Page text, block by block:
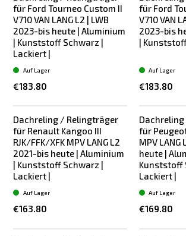
für Ford Tourneo Custom II
V710 VAN LANG L2 | LWB
2023-bis heute | Aluminium
| Kunststoff Schwarz |
Lackiert |
€183.80
Auf Lager
für Ford
V710 VAN
2023-bis
|
€183.80
Auf Lager
Dachreling / Relingträger
für Renault Kangoo III
RJK/FFK/XFK MPV LANG L2
2021-bis heute | Aluminium
| Kunststoff Schwarz |
Lackiert |
€163.80
Auf Lager
für
MPV LANG
heute |
Kunststoff
Lackiert |
€169.80
Auf Lager